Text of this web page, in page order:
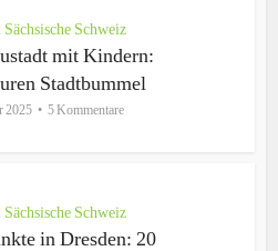
Schweiz
mit Kindern:
Stadtbummel
2025 5 Kommentare
Schweiz
in Dresden: 20